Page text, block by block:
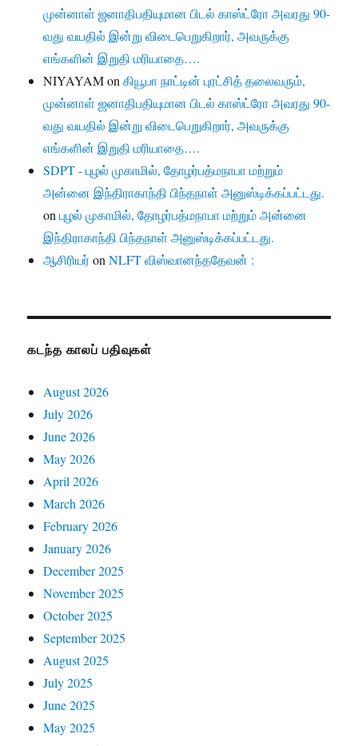
முன்னாள் ஜனாதிபதியுமான பிடல் காஸ்ட்ரோ அவரது 90-
வது வயதில் இன்று விடைபெறுகிறார், அவருக்கு
எங்களின் இறுதி மரியாதை….
NIYAYAMonகியூபா நாட்டின் புரட்சித் தலைவரும்,
முன்னாள் ஜனாதிபதியுமான பிடல் காஸ்ட்ரோ அவரது 90-
வது வயதில் இன்று விடைபெறுகிறார், அவருக்கு
எங்களின் இறுதி மரியாதை….
SDPT - புழல் முகாமில், தோழர்பத்மநாபா மற்றும்
அன்னை இந்திராகாந்தி பிந்தநாள் அனுஸ்டிக்கப்பட்டது.
onபுழல் முகாமில், தோழர்பத்மநாபா மற்றும் அன்னை
இந்திராகாந்தி பிந்தநாள் அனுஸ்டிக்கப்பட்டது.
ஆசிரியர்onNLFT விஸ்வானந்ததேவன் :
கடந்த காலப் பதிவுகள்
August 2026
July 2026
June 2026
May 2026
April 2026
March 2026
February 2026
January 2026
December 2025
November 2025
October 2025
September 2025
August 2025
July 2025
June 2025
May 2025